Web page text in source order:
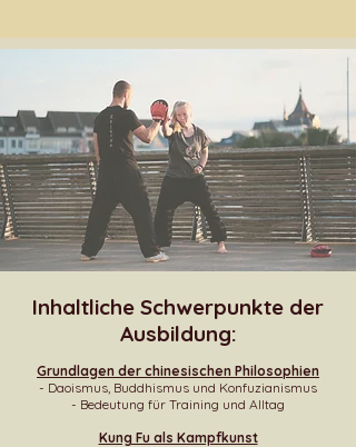
Inhaltliche Schwerpunkte der
Ausbildung:
Grundlagen der chinesischen Philosophien
- Daoismus, Buddhismus und Konfuzianismus
- Bedeutung für Training und Alltag
Kung Fu als Kampfkunst